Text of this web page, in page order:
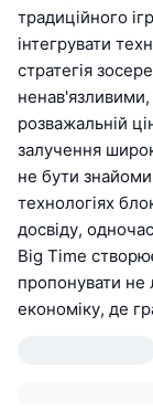
традиційного
інтегрувати
стратегія
розважальній
залучення
не бути
технологіях
досвіду,
Big Time
пропонувати не
економіку, де